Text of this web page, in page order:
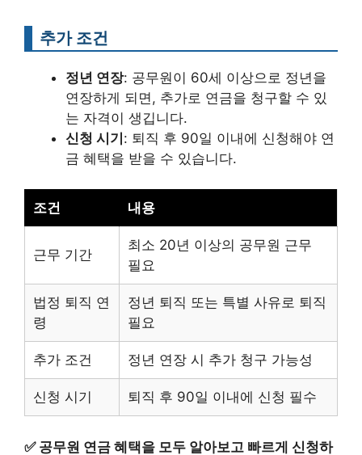
추가 조건
정년 연장: 공무원이 60세 이상으로 정년을
연장하게 되면, 추가로 연금을 청구할 수 있
는 자격이 생깁니다.
신청 시기: 퇴직 후 90일 이내에 신청해야 연
금 혜택을 받을 수 있습니다.
조건 내용
근무 기간
최소 20년 이상의 공무원 근무
필요
법정 퇴직 연
령
정년 퇴직 또는 특별 사유로 퇴직
필요
추가 조건 정년 연장 시 추가 청구 가능성
신청 시기 퇴직 후 90일 이내에 신청 필수
✅ 공무원 연금 혜택을 모두 알아보고 빠르게 신청하